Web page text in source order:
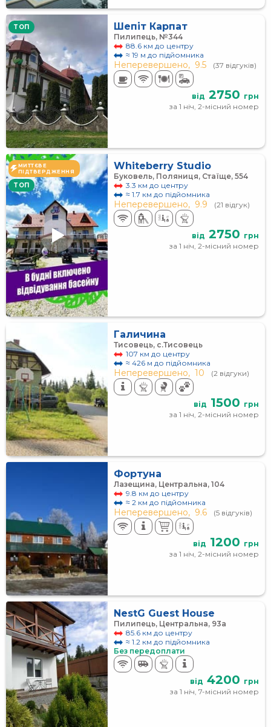
TOП Шепіт Карпат
Пилипець, №344
88.6 км до центру
≈ 19 м до підйомника
Неперевершено, 9.5 (37 відгуків)
від 2750 грн
за 1 ніч, 2-місний номер
МИТТЄВЕ
ПІДТВЕРДЖЕННЯ
TOП
Whiteberry Studio
Буковель, Поляниця, Стаїще, 554
3.3 км до центру
≈ 1.7 км до підйомника
Неперевершено, 9.9 (21 відгук)
від 2750 грн
за 1 ніч, 2-місний номер
Галичина
Тисовець, с.Тисовець
107 км до центру
≈ 426 м до підйомника
Неперевершено, 10 (2 відгуки)
від 1500 грн
за 1 ніч, 2-місний номер
Фортуна
Лазещина, Центральна, 104
9.8 км до центру
≈ 2 км до підйомника
Неперевершено, 9.6 (5 відгуків)
від 1200 грн
за 1 ніч, 2-місний номер
NestG Guest House
Пилипець, Центральна, 93а
85.6 км до центру
≈ 1.2 км до підйомника
Без передоплати
від 4200 грн
за 1 ніч, 7-місний номер